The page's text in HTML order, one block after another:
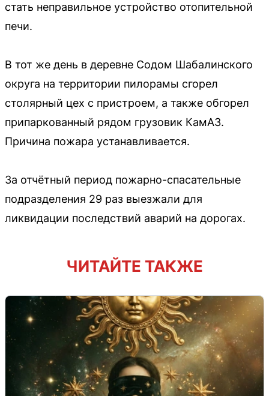
стать неправильное устройство отопительной
печи.
В тот же день в деревне Содом Шабалинского
округа на территории пилорамы сгорел
столярный цех с пристроем, а также обгорел
припаркованный рядом грузовик КамАЗ.
Причина пожара устанавливается.
За отчётный период пожарно-спасательные
подразделения 29 раз выезжали для
ликвидации последствий аварий на дорогах.
ЧИТАЙТЕ ТАКЖЕ